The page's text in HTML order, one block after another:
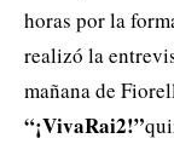
horas por la
realizó la
mañana de
“¡VivaRai2!”